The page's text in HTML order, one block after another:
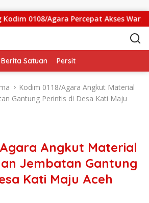
Agara Percepat Akses Warga Ds.
Berita Satuan Persit
Kodim 0118/Agara Angkut Material
Gantung Perintis di Desa Kati Maju
Angkut Material
Jembatan Gantung
Kati Maju Aceh